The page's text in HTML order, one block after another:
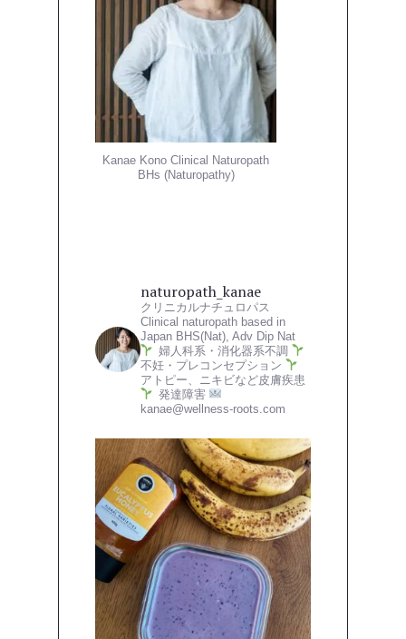
Kanae Kono Clinical Naturopath
BHs (Naturopathy)
naturopath_kanae
クリニカルナチュロパス
Clinical naturopath based in
Japan BHS(Nat), Adv Dip Nat
婦人科系・消化器系不調
不妊・プレコンセプション
アトピー、ニキビなど皮膚疾患
発達障害
kanae@wellness-roots.com